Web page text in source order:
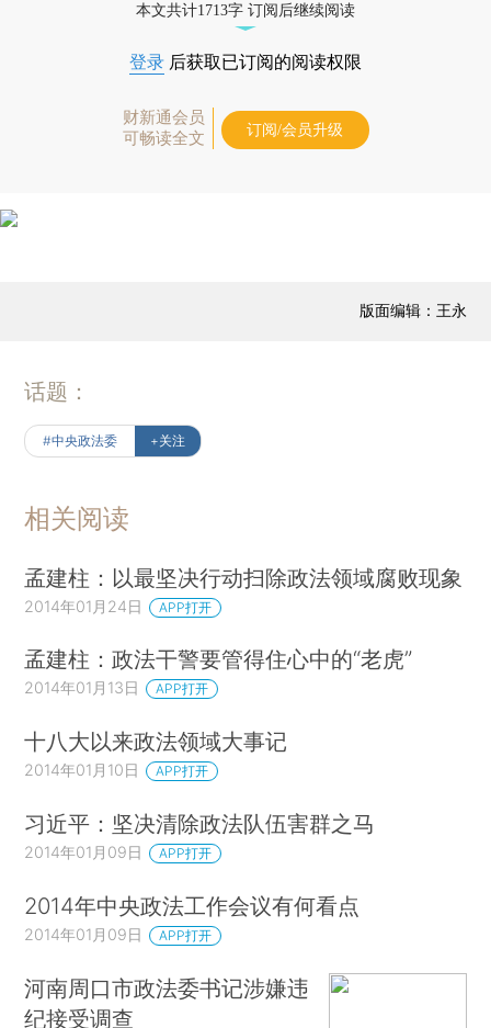
本文共计1713字 订阅后继续阅读
登录 后获取已订阅的阅读权限
财新通会员
可畅读全文
订阅/会员升级
版面编辑：王永
话题：
#中央政法委 +关注
相关阅读
孟建柱：以最坚决行动扫除政法领域腐败现象
2014年01月24日 APP打开
孟建柱：政法干警要管得住心中的“老虎”
2014年01月13日 APP打开
十八大以来政法领域大事记
2014年01月10日 APP打开
习近平：坚决清除政法队伍害群之马
2014年01月09日 APP打开
2014年中央政法工作会议有何看点
2014年01月09日 APP打开
河南周口市政法委书记涉嫌违
纪接受调查